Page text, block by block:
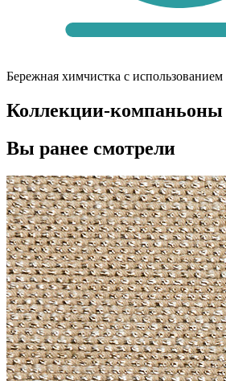
Бережная химчистка с использованием
Коллекции-компаньоны
Вы ранее смотрели